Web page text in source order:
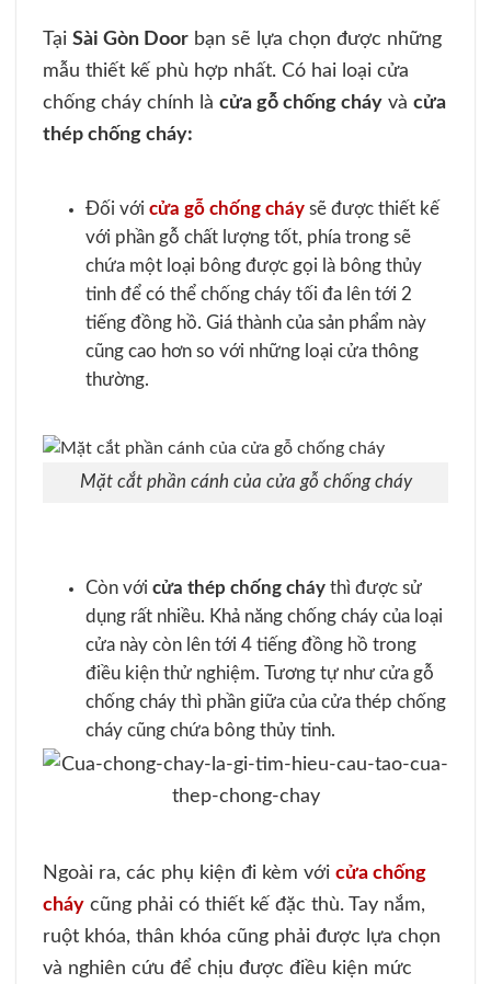
Tại Sài Gòn Door bạn sẽ lựa chọn được những
mẫu thiết kế phù hợp nhất. Có hai loại cửa
chống cháy chính là cửa gỗ chống cháy và cửa
thép chống cháy:
Đối với cửa gỗ chống cháysẽ được thiết kế
với phần gỗ chất lượng tốt, phía trong sẽ
chứa một loại bông được gọi là bông thủy
tinh để có thể chống cháy tối đa lên tới 2
tiếng đồng hồ. Giá thành của sản phẩm này
cũng cao hơn so với những loại cửa thông
thường.
Mặt cắt phần cánh của cửa gỗ chống cháy
Còn với cửa thép chống cháythì được sử
dụng rất nhiều. Khả năng chống cháy của loại
cửa này còn lên tới 4 tiếng đồng hồ trong
điều kiện thử nghiệm. Tương tự như cửa gỗ
chống cháy thì phần giữa của cửa thép chống
cháy cũng chứa bông thủy tinh.
Ngoài ra, các phụ kiện đi kèm với cửa chống
cháy cũng phải có thiết kế đặc thù. Tay nắm,
ruột khóa, thân khóa cũng phải được lựa chọn
và nghiên cứu để chịu được điều kiện mức